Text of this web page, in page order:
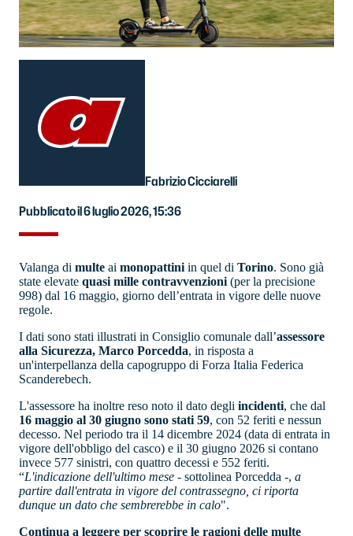
Fabrizio Cicciarelli
Pubblicato il 6 luglio 2026, 15:36
Valanga di multe ai monopattini in quel di Torino. Sono già
state elevate quasi mille contravvenzioni (per la precisione
998) dal 16 maggio, giorno dell’entrata in vigore delle nuove
regole.
I dati sono stati illustrati in Consiglio comunale dall’assessore
alla Sicurezza, Marco Porcedda, in risposta a
un'interpellanza della capogruppo di Forza Italia Federica
Scanderebech.
L'assessore ha inoltre reso noto il dato degli incidenti, che dal
16 maggio al 30 giugno sono stati 59, con 52 feriti e nessun
decesso. Nel periodo tra il 14 dicembre 2024 (data di entrata in
vigore dell'obbligo del casco) e il 30 giugno 2026 si contano
invece 577 sinistri, con quattro decessi e 552 feriti.
“L'indicazione dell'ultimo mese - sottolinea Porcedda -, a
partire dall'entrata in vigore del contrassegno, ci riporta
dunque un dato che sembrerebbe in calo".
Continua a leggere per scoprire le ragioni delle multe